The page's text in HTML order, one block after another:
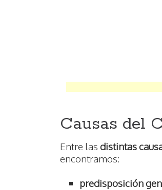
Causas del
Entre las distintas
encontramos:
predisposición